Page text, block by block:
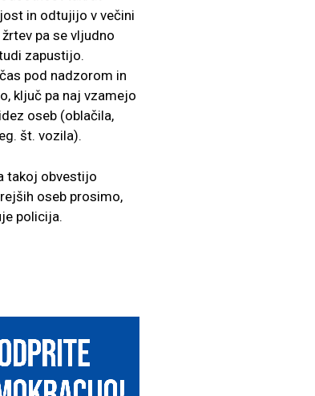
in odtujijo v večini
pa se vljudno
zapustijo.
pod nadzorom in
ključ pa naj vzamejo
oseb (oblačila,
št. vozila).
takoj obvestijo
oseb prosimo,
policija.